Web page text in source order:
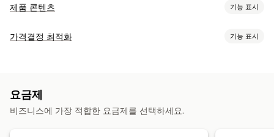
제품 콘텐츠 기능 표시
콘텐츠 유형
여러 언어
SEO
가격결정 최적화 기능 표시
모니터링
요금제
비즈니스에 가장 적합한 요금제를 선택하세요.